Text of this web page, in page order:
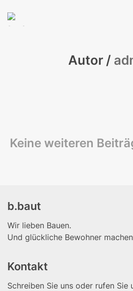
Autor /
Keine weiteren
b.baut
Wir lieben Bauen.
Und glückliche Bewohner
Kontakt
Schreiben Sie uns oder rufen Sie